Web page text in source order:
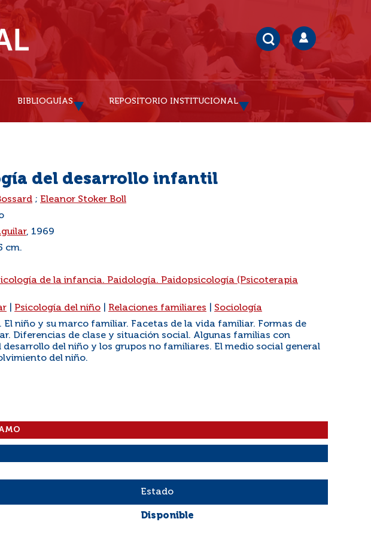
BIBLIOGUÍAS REPOSITORIO INSTITUCIONAL
del desarrollo infantil
; Eleanor Stoker Boll
, 1969
cm.
de la infancia. Paidología. Paidopsicología (Psicoterapia
Psicología del niño Relaciones familiares
Sociología
niño y su marco familiar. Facetas de la vida familiar. Formas de
Diferencias de clase y situación social. Algunas familias con
desarrollo del niño y los grupos no familiares. El medio social general
del niño.
Estado
Disponible